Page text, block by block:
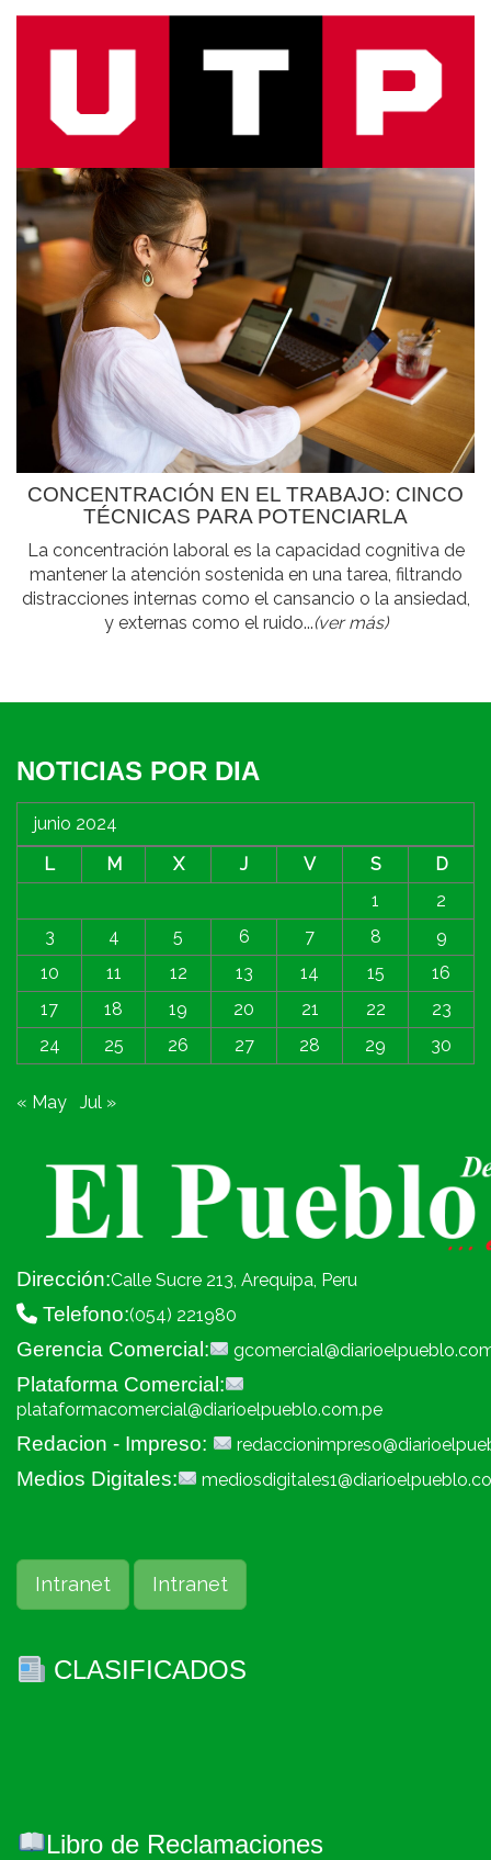
CONCENTRACIÓN EN EL TRABAJO: CINCO
TÉCNICAS PARA POTENCIARLA
La concentración laboral es la capacidad cognitiva de
mantener la atención sostenida en una tarea, filtrando
distracciones internas como el cansancio o la ansiedad,
y externas como el ruido...(ver más)
NOTICIAS POR DIA
junio 2024
L
M X J V S
D
1
2
3
4 5 6 7 8
9
10
11 12 13 14 15
16
17
18 19 20 21 22
23
24
25 26 27 28 29 30
« May Jul »
Dirección:Calle Sucre 213, Arequipa, Peru
Telefono:(054) 221980
Gerencia Comercial:
Plataforma Comercial:
plataformacomercial@diarioelpueblo.com.pe
Redacion - Impreso:
Medios Digitales:
Intranet Intranet
CLASIFICADOS
Libro de Reclamaciones